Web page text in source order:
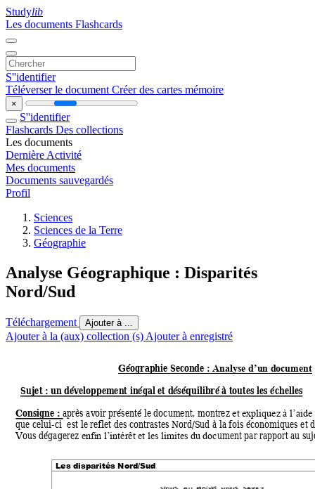
Studylib
Les documents Flashcards
S''identifier
Téléverser le document Créer des cartes mémoire
×
S''identifier
Flashcards Des collections
Les documents
Dernière Activité
Mes documents
Documents sauvegardés
Profil
Sciences
Sciences de la Terre
Géographie
Analyse Géographique : Disparités
Nord/Sud
Téléchargement Ajouter à ...
Ajouter à la (aux) collection (s) Ajouter à enregistré
Géographie Seconde : Analyse d’un document
Sujet : un développement inégal et déséquilibré à toutes les échelles
Consigne : après avoir présenté le document, montrez et expliquez à l’aide
que celui-ci  est le reflet des contrastes Nord/Sud à la fois économiques et
Vous dégagerez enfin l’intérêt et les limites du document par rapport au
Les disparités Nord/Sud